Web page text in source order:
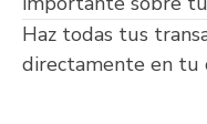
Haz todas tus
directamente en tu